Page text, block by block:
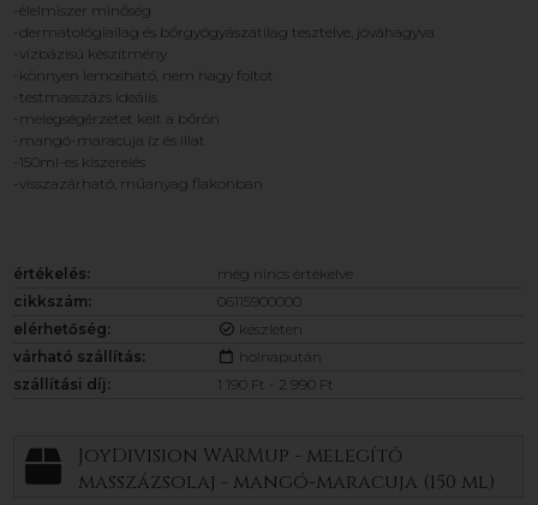
-élelmiszer minőség
-dermatológiailag és bőrgyógyászatilag tesztelve, jóváhagyva
-vízbázisú készítmény
-könnyen lemosható, nem hagy foltot
-testmasszázs ideális
-melegségérzetet kelt a bőrön
-mangó-maracuja íz és illat
-150ml-es kiszerelés
-visszazárható, műanyag flakonban
értékelés:
még nincs értékelve
cikkszám:
06115900000
elérhetőség:
készleten
várható szállítás:
holnapután
szállítási díj:
1 190 Ft - 2 990 Ft
JoyDivision WARMup - melegítő
masszázsolaj - mangó-maracuja (150 ml)